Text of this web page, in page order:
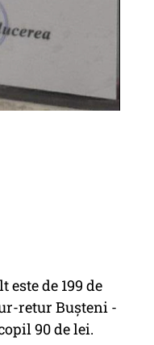
de 199 de
retur Bușteni -
90 de lei.